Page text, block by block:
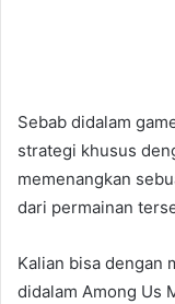
Sebab didalam
strategi khusus
memenangkan
dari permainan
Kalian bisa dengan
didalam Among Us